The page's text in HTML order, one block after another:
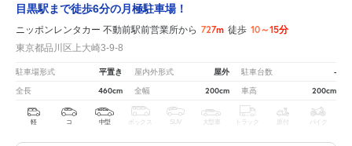
目黒駅まで徒歩6分の月極駐車場！
ニッポンレンタカー 不動前駅前営業所から 727m 徒歩 10～15分
東京都品川区上大崎3-9-8
駐車場形式 平置き 屋内外形式 屋外 駐車台数 -
全長 460cm 全幅 200cm 車高 200cm
軽 コ 中型 ボックス SUV 大型車 トラック 原付 バイク